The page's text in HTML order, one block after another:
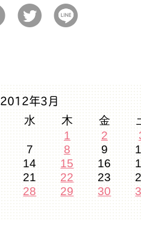
2012年3月
水 木 金
1
2
7 8 9
14 15 16
21 22 23
28 29 30